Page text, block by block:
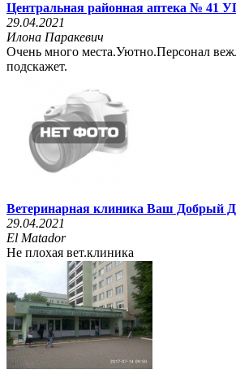
Центральная районная аптека № 41
29.04.2021
Илона Паракевич
Очень много места.Уютно.Персонал
подскажет.
Ветеринарная клиника Ваш Добрый
29.04.2021
El Matador
Не плохая вет.клиника